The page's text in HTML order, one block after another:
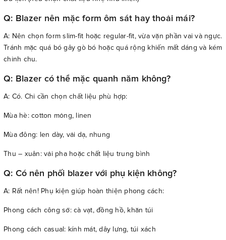
Q: Blazer nên mặc form ôm sát hay thoải mái?
A: Nên chọn form slim-fit hoặc regular-fit, vừa vặn phần vai và ngực.
Tránh mặc quá bó gây gò bó hoặc quá rộng khiến mất dáng và kém
chỉnh chu.
Q: Blazer có thể mặc quanh năm không?
A: Có. Chỉ cần chọn chất liệu phù hợp:
Mùa hè: cotton mỏng, linen
Mùa đông: len dày, vải dạ, nhung
Thu – xuân: vải pha hoặc chất liệu trung bình
Q: Có nên phối blazer với phụ kiện không?
A: Rất nên! Phụ kiện giúp hoàn thiện phong cách:
Phong cách công sở: cà vạt, đồng hồ, khăn túi
Phong cách casual: kính mát, dây lưng, túi xách